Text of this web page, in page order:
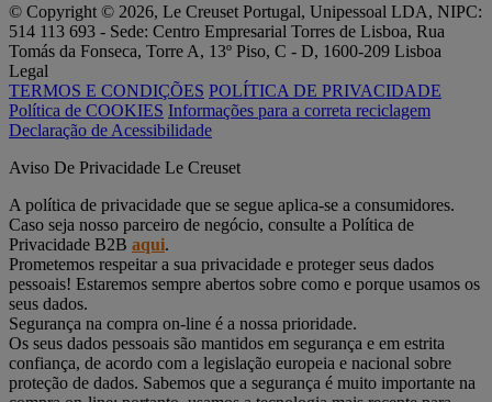
© Copyright © 2026, Le Creuset Portugal, Unipessoal LDA, NIPC:
514 113 693 - Sede: Centro Empresarial Torres de Lisboa, Rua
Tomás da Fonseca, Torre A, 13º Piso, C - D, 1600-209 Lisboa
Legal
TERMOS E CONDIÇÕES POLÍTICA DE PRIVACIDADE
Política de COOKIES Informações para a correta reciclagem
Declaração de Acessibilidade
Aviso De Privacidade Le Creuset
A política de privacidade que se segue aplica-se a consumidores.
Caso seja nosso parceiro de negócio, consulte a Política de
Privacidade B2B aqui.
Prometemos respeitar a sua privacidade e proteger seus dados
pessoais! Estaremos sempre abertos sobre como e porque usamos os
seus dados.
Segurança na compra on-line é a nossa prioridade.
Os seus dados pessoais são mantidos em segurança e em estrita
confiança, de acordo com a legislação europeia e nacional sobre
proteção de dados. Sabemos que a segurança é muito importante na